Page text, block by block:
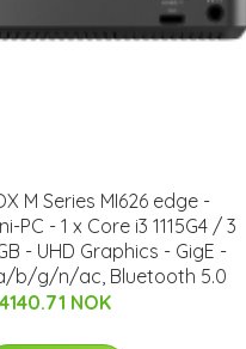
M Series MI626 edge -
PC - 1 x Core i3 1115G4 / 3
- UHD Graphics - GigE -
b/g/n/ac, Bluetooth 5.0
4140.71 NOK